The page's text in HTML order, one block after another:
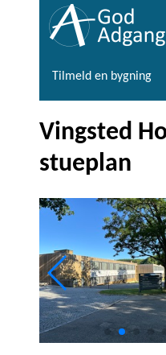
Tilmeld en bygning
Vingsted
stueplan